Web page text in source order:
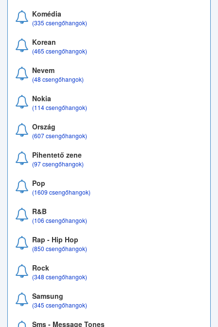
Komédia
(335 csengőhangok)
Korean
(465 csengőhangok)
Nevem
(48 csengőhangok)
Nokia
(114 csengőhangok)
Ország
(607 csengőhangok)
Pihentető zene
(97 csengőhangok)
Pop
(1609 csengőhangok)
R&B
(106 csengőhangok)
Rap - Hip Hop
(850 csengőhangok)
Rock
(348 csengőhangok)
Samsung
(345 csengőhangok)
Sms - Message Tones